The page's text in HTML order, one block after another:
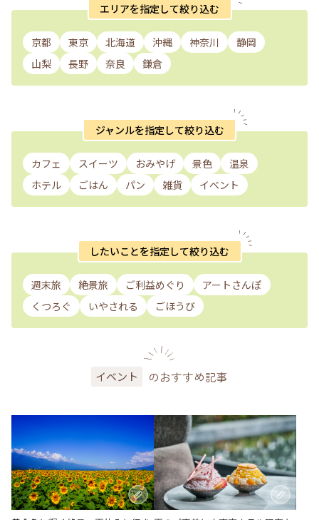
エリアを指定して絞り込む
京都 東京 北海道 沖縄 神奈川
静岡
山梨
長野 奈良 鎌倉
ジャンルを指定して絞り込む
カフェ スイーツ おみやげ 景色
温泉
ホテル
ごはん パン 雑貨 イベント
したいことを指定して絞り込む
週末旅 絶景旅 ご利益めぐり
アートさんぽ
くつろぐ
いやされる ごほうび
イベント のおすすめ記事